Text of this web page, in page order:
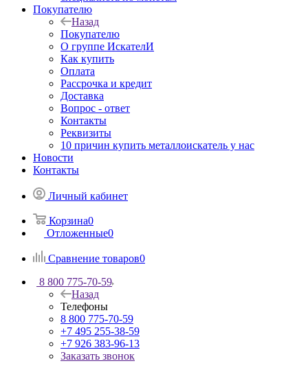
Покупателю
Назад
Покупателю
О группе ИскателИ
Как купить
Оплата
Рассрочка и кредит
Доставка
Вопрос - ответ
Контакты
Реквизиты
10 причин купить металлоискатель у нас
Новости
Контакты
Личный кабинет
Корзина0
Отложенные0
Сравнение товаров0
8 800 775-70-59
Назад
Телефоны
8 800 775-70-59
+7 495 255-38-59
+7 926 383-96-13
Заказать звонок